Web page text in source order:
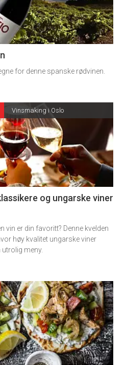
for denne spanske rødvinen.
Vinsmaking i Oslo
og ungarske viner
vin er din favoritt? Denne kvelden
høy kvalitet ungarske viner
meny.